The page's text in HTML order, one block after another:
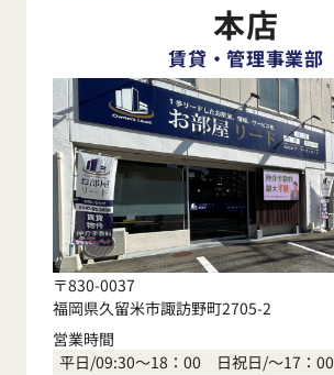
本店
賃貸・管理事業部
〒830-0037
福岡県久留米市諏訪野町2705-2
営業時間
平日/09:30～18：00 日祝日/～17：00